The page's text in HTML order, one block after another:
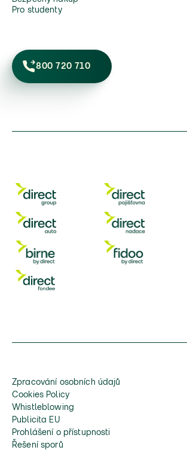
Pro studenty
800 720 710
Zpracování osobních údajů
Cookies Policy
Whistleblowing
Publicita EU
Prohlášení o přístupnosti
Řešení sporů